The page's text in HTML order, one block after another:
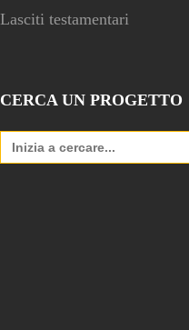
Lasciti testamentari
CERCA UN PROGETTO
Search
for: